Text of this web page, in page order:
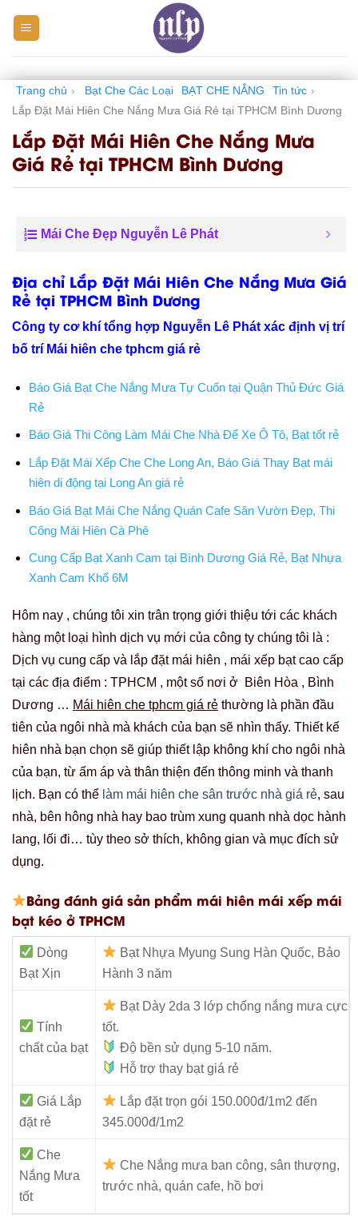
Trang chủ › Bạt Che Các Loại BẠT CHE NẮNG Tin tức ›
Lắp Đặt Mái Hiên Che Nắng Mưa Giá Rẻ tại TPHCM Bình Dương
Lắp Đặt Mái Hiên Che Nắng Mưa
Giá Rẻ tại TPHCM Bình Dương
Mái Che Đẹp Nguyễn Lê Phát
Địa chỉ Lắp Đặt Mái Hiên Che Nắng Mưa Giá
Rẻ tại TPHCM Bình Dương
Công ty cơ khí tổng hợp Nguyễn Lê Phát xác định vị trí
bố trí Mái hiên che tphcm giá rẻ
Báo Giá Bạt Che Nắng Mưa Tự Cuốn tại Quận Thủ Đức Giá
Rẻ
Báo Giá Thi Công Làm Mái Che Nhà Để Xe Ô Tô, Bạt tốt rẻ
Lắp Đặt Mái Xếp Che Che Long An, Báo Giá Thay Bạt mái
hiên di động tại Long An giá rẻ
Báo Giá Bạt Mái Che Nắng Quán Cafe Sân Vườn Đẹp, Thi
Công Mái Hiên Cà Phê
Cung Cấp Bạt Xanh Cam tại Bình Dương Giá Rẻ, Bạt Nhựa
Xanh Cam Khổ 6M
Hôm nay , chúng tôi xin trân trọng giới thiệu tới các khách
hàng một loại hình dịch vụ mới của công ty chúng tôi là :
Dịch vụ cung cấp và lắp đặt mái hiên , mái xếp bạt cao cấp
tại các địa điểm : TPHCM , một số nơi ở Biên Hòa , Bình
Dương … Mái hiên che tphcm giá rẻ thường là phần đầu
tiên của ngôi nhà mà khách của bạn sẽ nhìn thấy. Thiết kế
hiên nhà bạn chọn sẽ giúp thiết lập không khí cho ngôi nhà
của bạn, từ ấm áp và thân thiện đến thông minh và thanh
lịch. Bạn có thể làm mái hiên che sân trước nhà giá rẻ, sau
nhà, bên hông nhà hay bao trùm xung quanh nhà dọc hành
lang, lối đi… tùy theo sở thích, không gian và mục đích sử
dụng.
Bảng đánh giá sản phẩm mái hiên mái xếp mái
bạt kéo ở TPHCM
Dòng
Bạt Xịn
Bạt Nhựa Myung Sung Hàn Quốc, Bảo
Hành 3 năm
Tính
chất của bạt
Bạt Dày 2da 3 lớp chống nắng mưa cực
tốt.
Độ bền sử dụng 5-10 năm.
Hỗ trợ thay bạt giá rẻ
Giá Lắp
đặt rẻ
Lắp đặt trọn gói 150.000đ/1m2 đến
345.000đ/1m2
Che
Nắng Mưa
tốt
Che Nắng mưa ban công, sân thượng,
trước nhà, quán cafe, hồ bơi